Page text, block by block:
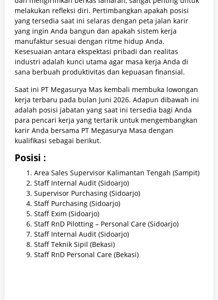
melakukan refleksi diri. Pertimbangkan apakah posisi
yang tersedia saat ini selaras dengan peta jalan karir
yang ingin Anda bangun dan apakah sistem kerja
manufaktur sesuai dengan ritme hidup Anda.
Kesesuaian antara ekspektasi pribadi dan realitas
industri adalah kunci utama agar masa kerja Anda di
sana berbuah produktivitas dan kepuasan finansial.
Saat ini PT Megasurya Mas kembali membuka lowongan
kerja terbaru pada bulan Juni 2026. Adapun dibawah ini
adalah posisi jabatan yang saat ini tersedia bagi Anda
para pencari kerja yang tertarik untuk mengembangkan
karir Anda bersama PT Megasurya Masa dengan
kualifikasi sebagai berikut.
Posisi :
Area Sales Supervisor Kalimantan Tengah (Sampit)
Staff Internal Audit (Sidoarjo)
Supervisor Purchasing (Sidoarjo)
Staff Purchasing (Sidoarjo)
Staff Exim (Sidoarjo)
Staff RnD Pilotting – Personal Care (Sidoarjo)
Staff Internal Audit (Sidoarjo)
Staff Teknik Sipil (Bekasi)
Staff RnD Personal Care (Bekasi)